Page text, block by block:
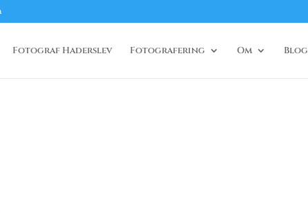
Fotograf Haderslev Fotografering Om Blog